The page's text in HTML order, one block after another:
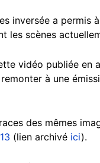
inversée a permis
les scènes
vidéo publiée en
à une
des mêmes
(lien archivé ici).